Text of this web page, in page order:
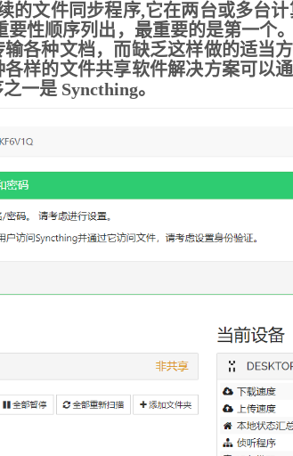
的文件同步程序,它在两台或多台计
要性顺序列出，最重要的是第一个
各种文档，而缺乏这样做的适当
样的文件共享软件解决方案可以
一是 Syncthing。